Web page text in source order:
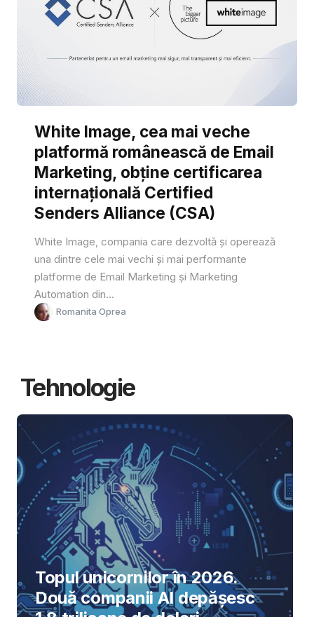
White Image, cea mai veche
platformă românească de Email
Marketing, obține certificarea
internațională Certified
Senders Alliance (CSA)
White Image, compania care dezvoltă și operează
una dintre cele mai vechi și mai performante
platforme de Email Marketing și Marketing
Automation din...
Romanita Oprea
Tehnologie
Topul unicornilor în 2026.
Două companii AI depășesc